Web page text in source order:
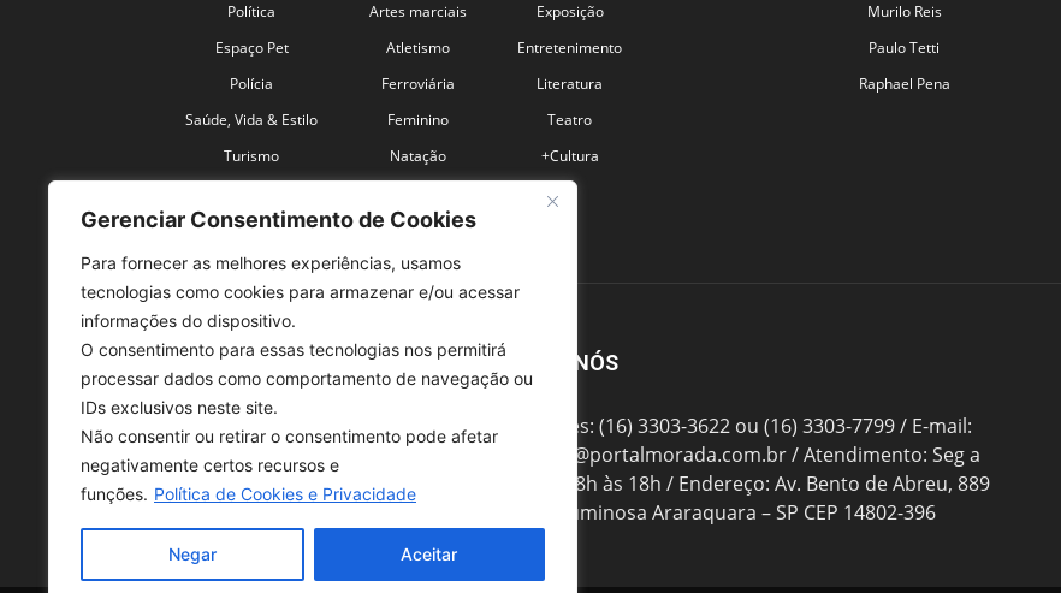
Gerenciar Consentimento de Cookies
Para fornecer as melhores experiências, usamos
tecnologias como cookies para armazenar e/ou acessar
informações do dispositivo.
O consentimento para essas tecnologias nos permitirá
processar dados como comportamento de navegação ou
IDs exclusivos neste site.
Não consentir ou retirar o consentimento pode afetar
negativamente certos recursos e
funções. Política de Cookies e Privacidade
Negar Aceitar
Política
Espaço Pet
Polícia
Saúde, Vida & Estilo
Turismo
Artes marciais
Atletismo
Ferroviária
Feminino
Natação
Exposição
Entretenimento
Literatura
Teatro
+Cultura
Murilo Reis
Paulo Tetti
Raphael Pena
SOBRE NÓS
Telefones: (16) 3303-3622 ou (16) 3303-7799 / E-mail:
contato@portalmorada.com.br/ Atendimento: Seg a
Sex das 8h às 18h / Endereço: Av. Bento de Abreu, 889
Fonte Luminosa Araraquara – SP CEP 14802-396